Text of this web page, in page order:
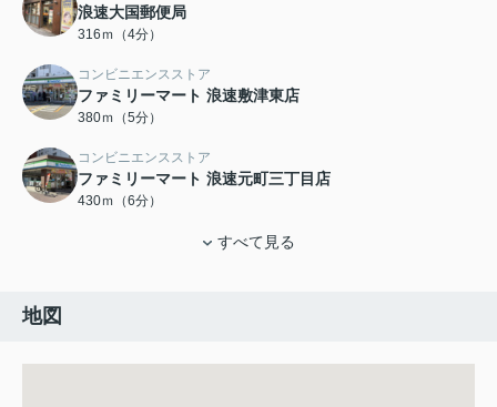
浪速大国郵便局
316ｍ（4分）
コンビニエンスストア
ファミリーマート 浪速敷津東店
380ｍ（5分）
コンビニエンスストア
ファミリーマート 浪速元町三丁目店
430ｍ（6分）
すべて見る
地図